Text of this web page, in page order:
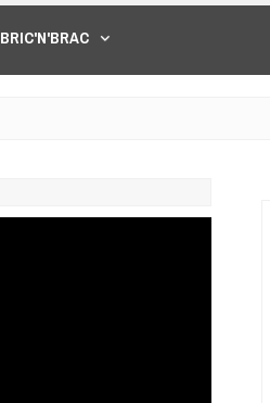
BRIC'N'BRAC